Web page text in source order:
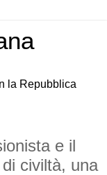
la Repubblica
e il
civiltà, una